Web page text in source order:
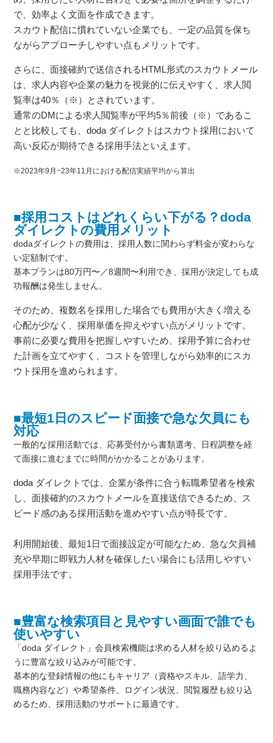
で、効率よく文面を作成できます。
スカウト配信に慣れていない企業でも、一定の品質を保ち
ながらアプローチしやすい点もメリットです。
さらに、面接確約で送信されるHTML形式のスカウトメール
は、求人内容や企業の魅力を視覚的に伝えやすく、求人閲
覧率は40％（※）とされています。
通常のDMによる求人閲覧率が平均5％前後（※）であるこ
とと比較しても、doda ダイレクトはスカウト採用において
高い反応が期待できる採用手法といえます。
※2023年9月~23年11月における配信実績平均から算出
■採用コストはどれくらい下がる？doda
ダイレクトの費用メリット
dodaダイレクトの費用は、採用人数に関わらず料金が変わらな
い定額制です。
基本プランは80万円〜／8週間〜利用でき、採用が決定しても成
功報酬は発生しません。
そのため、複数名を採用した場合でも費用が大きく増える
心配が少なく、採用単価を抑えやすい点がメリットです。
事前に必要な費用を把握しやすいため、採用予算に合わせ
た計画を立てやすく、コストを管理しながら効率的にスカ
ウト採用を進められます。
■最短1日のスピード面接で急な欠員にも
対応
一般的な採用活動では、応募受付から書類選考、日程調整を経
て面接に進むまでに時間がかかることがあります。
doda ダイレクトでは、企業が条件に合う転職希望者を検索
し、面接確約のスカウトメールを直接送信できるため、ス
ピード感のある採用活動を進めやすい点が特長です。
利用開始後、最短1日で面接設定が可能なため、急な欠員補
充や早期に即戦力人材を確保したい場合にも活用しやすい
採用手法です。
■豊富な検索項目と見やすい画面で誰でも
使いやすい
「doda ダイレクト」会員検索機能は求める人材を絞り込めるよ
うに豊富な絞り込みが可能です。
基本的な登録情報の他にもキャリア（資格やスキル、語学力、
職務内容など）や希望条件、ログイン状況、閲覧履歴も絞り込
めるため、採用活動のサポートに最適です。